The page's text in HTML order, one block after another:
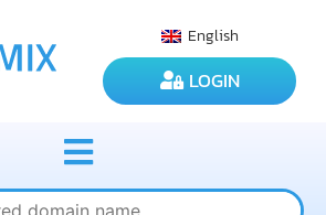
English
LOGIN